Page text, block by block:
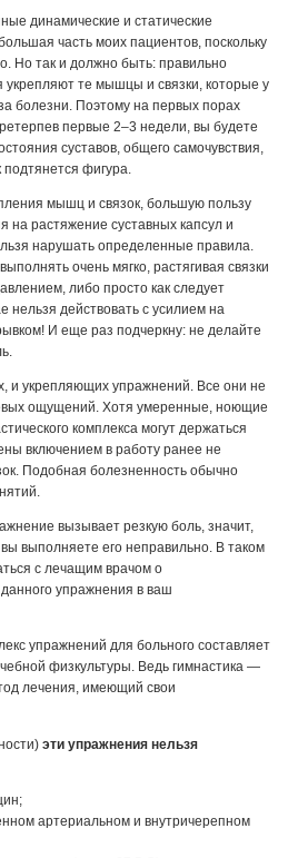
динамические и статические
часть моих пациентов, поскольку
Но так и должно быть: правильно
те мышцы и связки, которые у
болезни. Поэтому на первых порах
первые 2–3 недели, вы будете
суставов, общего самочувствия,
фигура.
мышц и связок, большую пользу
на растяжение суставных капсул и
нарушать определенные правила.
очень мягко, растягивая связки
либо просто как следует
нельзя действовать с усилием на
И еще раз подчеркну: не делайте
и укрепляющих упражнений. Все они не
ощущений. Хотя умеренные, ноющие
комплекса могут держаться
включением в работу ранее не
Подобная болезненность обычно
вызывает резкую боль, значит,
выполняете его неправильно. В таком
с лечащим врачом о
упражнения в ваш
упражнений для больного составляет
физкультуры. Ведь гимнастика —
лечения, имеющий свои
эти упражнения нельзя
артериальном и внутричерепном